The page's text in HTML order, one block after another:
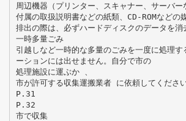
周辺機器（プリンター、スキャナー、サーバー
付属の取扱説明書などの紙類、CD-ROMなどの
排出の際は、必ずハードディスクのデータを消
一時多量ごみ
引越しなど一時的な多量のごみを一度に処理す
ーションには出せません。自分で市の
処理施設に運ぶか 、
市が許可する収集運搬業者 に依頼してください
P.31
P.32
市で収集